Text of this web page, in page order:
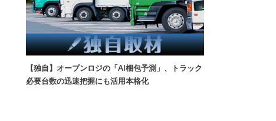
【独自】オープンロジの「AI梱包予測」、トラック
必要台数の迅速把握にも活用本格化